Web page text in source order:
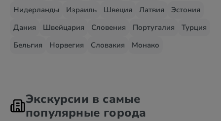
Нидерланды
Израиль Швеция Латвия
Эстония
Дания
Швейцария Словения Португалия
Турция
Бельгия
Норвегия Словакия Монако
Экскурсии в самые
популярные города